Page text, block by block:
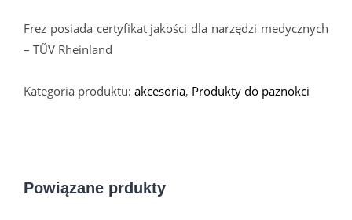
Frez posiada certyfikat jakości dla narzędzi medycznych
– TŰV Rheinland
Kategoria produktu: akcesoria, Produkty do paznokci
Powiązane prdukty